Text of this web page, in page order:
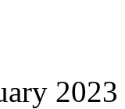
2023